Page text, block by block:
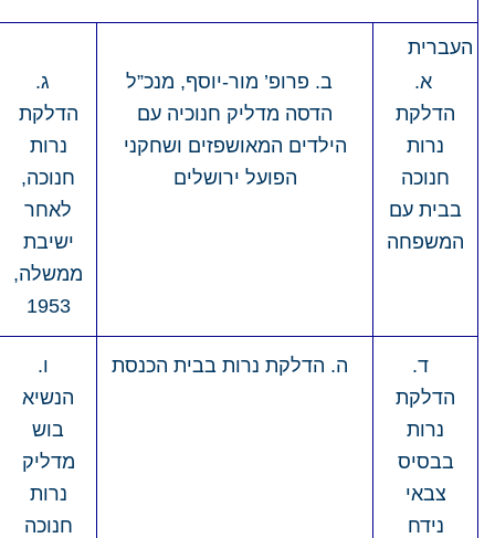
א.
הדלקת
נרות
חנוכה
בבית עם
המשפחה
ב. פרופ’ מור-יוסף, מנכ”ל
הדסה מדליק חנוכיה עם
הילדים המאושפזים ושחקני
הפועל ירושלים
ג.
הדלקת
נרות
חנוכה,
לאחר
ישיבת
ממשלה,
1953
ד.
הדלקת
נרות
בבסיס
צבאי
נידח
ה. הדלקת נרות בבית הכנסת
ו.
הנשיא
בוש
מדליק
נרות
חנוכה